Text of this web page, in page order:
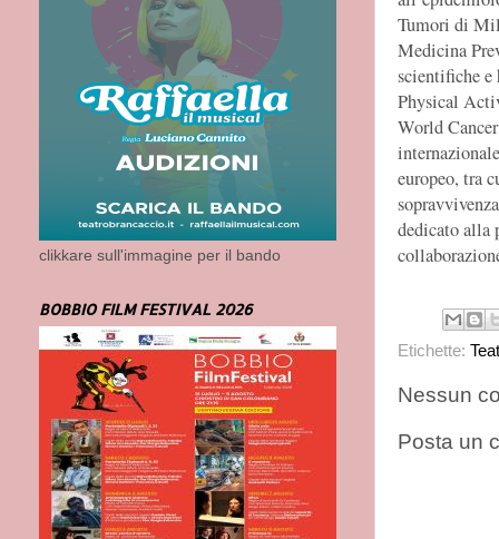
Tumori di
Medicina
scientifiche e
Physical
World
europeo, tra
dedicato alla
Etichette:
Nessun
Posta un
clikkare sull'immagine per il bando
BOBBIO FILM FESTIVAL 2026